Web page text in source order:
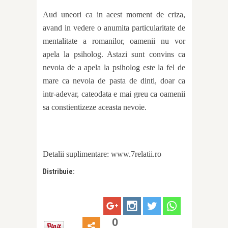
Aud uneori ca in acest moment de criza,
avand in vedere o anumita particularitate de
mentalitate a romanilor, oamenii nu vor
apela la psiholog. Astazi sunt convins ca
nevoia de a apela la psiholog este la fel de
mare ca nevoia de pasta de dinti, doar ca
intr-adevar, cateodata e mai greu ca oamenii
sa constientizeze aceasta nevoie.
Detalii suplimentare: www.7relatii.ro
Distribuie:
0